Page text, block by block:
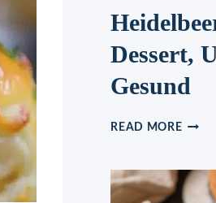
Dessert,
Gesund
READ MORE